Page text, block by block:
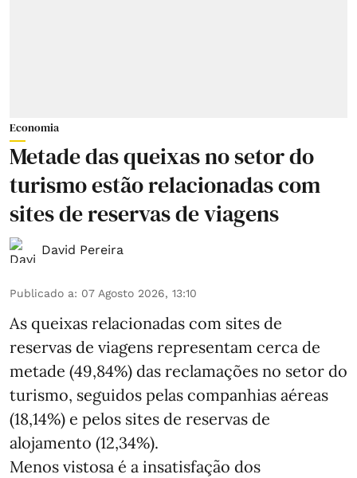
Economia
Metade das queixas no setor do
turismo estão relacionadas com
sites de reservas de viagens
David Pereira
Publicado a: 07 Agosto 2026, 13:10
As queixas relacionadas com sites de
reservas de viagens representam cerca de
metade (49,84%) das reclamações no setor do
turismo, seguidos pelas companhias aéreas
(18,14%) e pelos sites de reservas de
alojamento (12,34%).
Menos vistosa é a insatisfação dos